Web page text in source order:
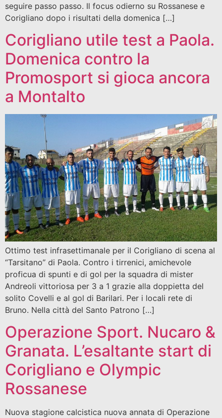
seguire passo passo. Il focus odierno su Rossanese e
Corigliano dopo i risultati della domenica […]
Corigliano utile test a Paola.
Domenica contro la
Promosport si gioca ancora
a Montalto
Ottimo test infrasettimanale per il Corigliano di scena al
“Tarsitano” di Paola. Contro i tirrenici, amichevole
proficua di spunti e di gol per la squadra di mister
Andreoli vittoriosa per 3 a 1 grazie alla doppietta del
solito Covelli e al gol di Barilari. Per i locali rete di
Bruno. Nella città del Santo Patrono […]
Operazione Sport. Nucaro &
Granata. L’esaltante start di
Corigliano e Olympic
Rossanese
Nuova stagione calcistica nuova annata di Operazione